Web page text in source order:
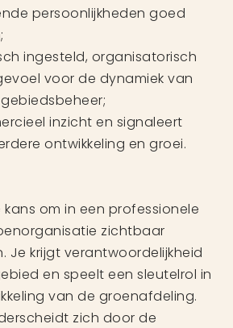
persoonlijkheden goed
ingesteld, organisatorisch
voor de dynamiek van
inzicht en signaleert
ontwikkeling en groei.
om in een professionele
zichtbaar
Je krijgt verantwoordelijkheid
en speelt een sleutelrol in
van de groenafdeling.
zich door de